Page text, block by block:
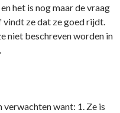
het is nog maar de vraag
vindt ze dat ze goed rijdt.
niet beschreven worden in
want: 1. Ze is